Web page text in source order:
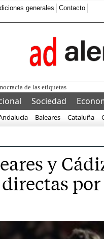
generales Contacto
Sociedad
Baleares Cataluña
y
por